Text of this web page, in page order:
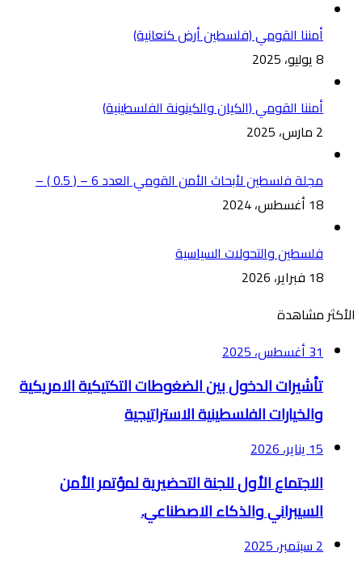
أمننا القومي (فلسطين أرض كنعانية)
8 يوليو، 2025
أمننا القومي (الكيان والكينونة الفلسطينية)
2 مارس، 2025
مجلة فلسطين لأبحاث الأمن القومي العدد 6 – ( 0.5 ) –
18 أغسطس، 2024
فلسطين والتحولات السياسية
18 فبراير، 2026
الأكثر مشاهدة
31 أغسطس، 2025
تأشيرات الدخول بين الضغوطات التكتيكية الامريكية
والخيارات الفلسطينية الاستراتيجية
15 يناير، 2026
الاجتماع الأول للجنة التحضيرية لمؤتمر الأمن
السيبراني والذكاء الاصطناعي.
2 سبتمبر، 2025